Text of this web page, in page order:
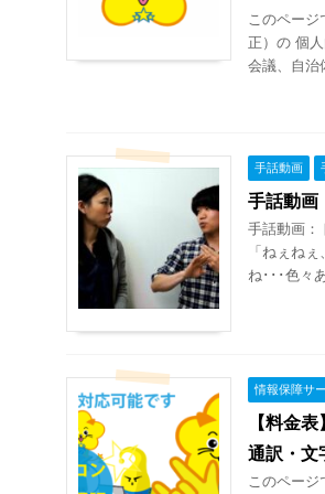
このペー
正）の 個
会議、自治
手話動画
手話動画
手話動画：
「ねぇね
ね･･･色々
情報保障サ
【料金
通訳・文
このペー